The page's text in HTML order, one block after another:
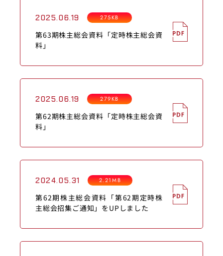
2025.06.19 275KB
第63期株主総会資料「定時株主総会資
料」
2025.06.19 279KB
第62期株主総会資料「定時株主総会資
料」
2024.05.31 2.21MB
第62期株主総会資料「第62期定時株
主総会招集ご通知」をUPしました